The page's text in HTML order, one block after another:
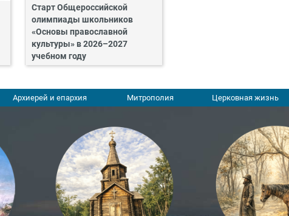
Старт Общероссийской
олимпиады школьников
«Основы православной
культуры» в 2026–2027
учебном году
Архиерей и епархия Митрополия Церковная жизнь